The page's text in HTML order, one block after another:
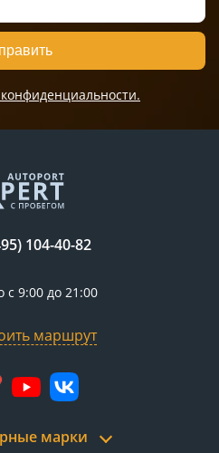
104-40-82
с 9:00 до 21:00
маршрут
марки